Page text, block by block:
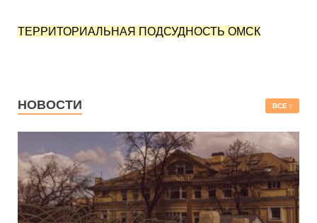
ТЕРРИТОРИАЛЬНАЯ ПОДСУДНОСТЬ ОМСК
НОВОСТИ ВСЕ